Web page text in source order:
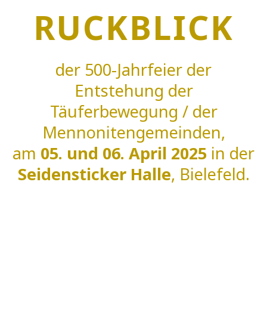
RUCKBLICK
der 500-Jahrfeier der
Entstehung der
Täuferbewegung / der
Mennonitengemeinden,
am 05. und 06. April 2025 in der
Seidensticker Halle, Bielefeld.